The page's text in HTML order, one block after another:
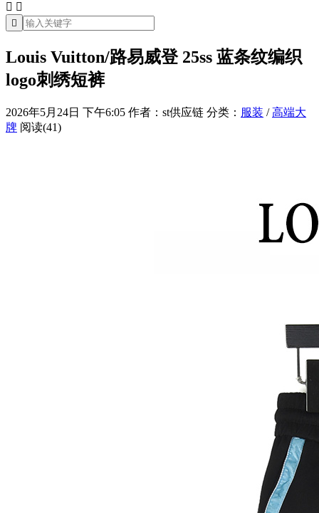
 

Louis Vuitton/路易威登 25ss 蓝条纹编织
logo刺绣短裤
2026年5月24日 下午6:05 作者：st供应链 分类： 服装 /高端大
牌 阅读(41)